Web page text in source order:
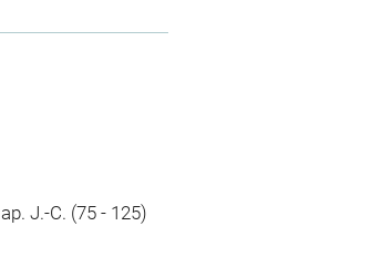
J.-C. (75 - 125)